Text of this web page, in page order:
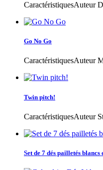
CaractéristiquesAuteur
Go No Go
CaractéristiquesAuteur
Twin pitch!
CaractéristiquesAuteur
Set de 7 dés pailletés blancs